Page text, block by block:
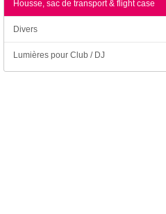
Housse, sac de transport & flight case
Divers
Lumières pour Club / DJ